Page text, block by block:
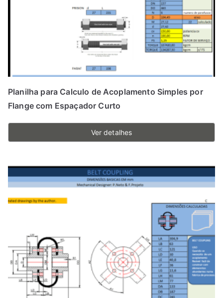
Planilha para Calculo de Acoplamento Simples por
Flange com Espaçador Curto
Ver detalhes